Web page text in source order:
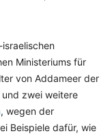
Ministeriums für
von Addameer der
zwei weitere
, wegen der
Beispiele dafür, wie